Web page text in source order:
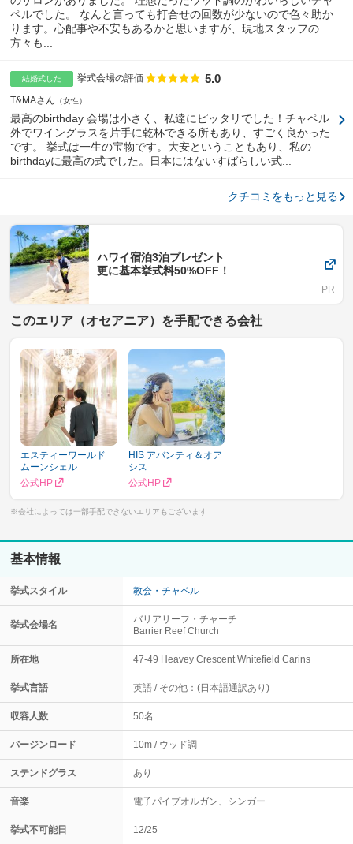
ペルでした。 なんと言っても打合せの回数が少ないので色々助か
ります。心配事や不安もあるかと思いますが、現地スタッフの
方々も...
結婚式した 挙式会場の評価 点数
5.0
T&MAさん 女性
最高のbirthday 会場は小さく、私達にピッタリでした！チャペル
外でワイングラスを片手に乾杯できる所もあり、すごく良かった
です。 挙式は一生の宝物です。大安ということもあり、私の
birthdayに最高の式でした。日本にはないすばらしい式...
クチコミをもっと見る
ハワイ宿泊3泊プレゼント
更に基本挙式料50%OFF！
このエリア（オセアニア）を手配できる会社
エスティーワールド
ムーンシェル
公式HP
HIS アバンティ＆オア
シス
公式HP
※会社によっては一部手配できないエリアもございます
基本情報
挙式スタイル 教会・チャペル
挙式会場名
バリアリーフ・チャーチ
Barrier Reef Church
所在地 47-49 Heavey Crescent Whitefield Carins
挙式言語 英語 その他：(日本語通訳あり)
収容人数 50名
バージンロード 10m ウッド調
ステンドグラス あり
音楽 電子パイプオルガン、シンガー
挙式不可能日 12/25